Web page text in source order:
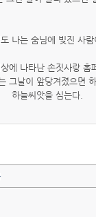
나는 숨님에 빚진 사
에 나타난 손짓사랑 홈
그날이 앞당겨졌으면
하늘씨앗을 심는다.